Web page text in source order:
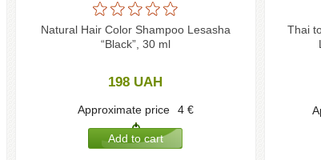
Natural Hair Color Shampoo Lesasha
“Black”, 30 ml
198 UAH
Approximate price 4 €
Thai